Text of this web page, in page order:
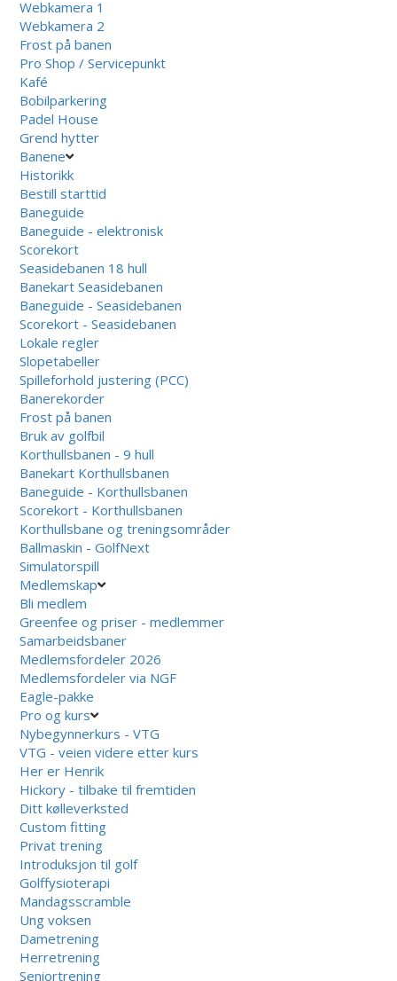
Webkamera 1
Webkamera 2
Frost på banen
Pro Shop / Servicepunkt
Kafé
Bobilparkering
Padel House
Grend hytter
Banene
Historikk
Bestill starttid
Baneguide
Baneguide - elektronisk
Scorekort
Seasidebanen 18 hull
Banekart Seasidebanen
Baneguide - Seasidebanen
Scorekort - Seasidebanen
Lokale regler
Slopetabeller
Spilleforhold justering (PCC)
Banerekorder
Frost på banen
Bruk av golfbil
Korthullsbanen - 9 hull
Banekart Korthullsbanen
Baneguide - Korthullsbanen
Scorekort - Korthullsbanen
Korthullsbane og treningsområder
Ballmaskin - GolfNext
Simulatorspill
Medlemskap
Bli medlem
Greenfee og priser - medlemmer
Samarbeidsbaner
Medlemsfordeler 2026
Medlemsfordeler via NGF
Eagle-pakke
Pro og kurs
Nybegynnerkurs - VTG
VTG - veien videre etter kurs
Her er Henrik
Hickory - tilbake til fremtiden
Ditt kølleverksted
Custom fitting
Privat trening
Introduksjon til golf
Golffysioterapi
Mandagsscramble
Ung voksen
Dametrening
Herretrening
Seniortrening